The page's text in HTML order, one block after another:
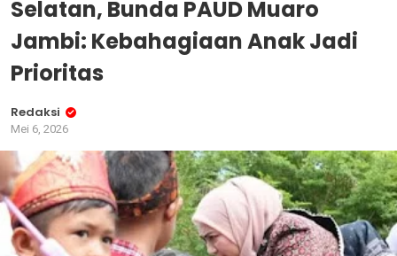
Selatan, Bunda PAUD Muaro
Jambi: Kebahagiaan Anak Jadi
Prioritas
Redaksi
Mei 6, 2026